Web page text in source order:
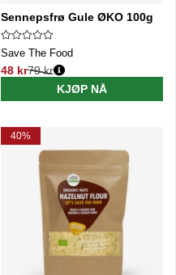
Sennepsfrø Gule ØKO 100g
Save The Food
48 kr
Vanlig pris:
79 kr
KJØP NÅ
40%